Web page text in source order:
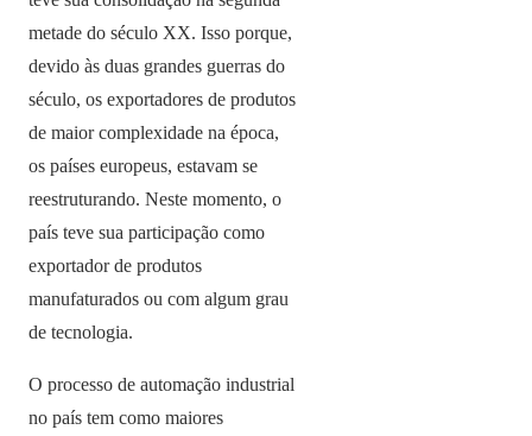
metade do século XX. Isso porque,
devido às duas grandes guerras do
século, os exportadores de produtos
de maior complexidade na época,
os países europeus, estavam se
reestruturando. Neste momento, o
país teve sua participação como
exportador de produtos
manufaturados ou com algum grau
de tecnologia.
O processo de automação industrial
no país tem como maiores